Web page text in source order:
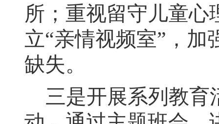
所；重视留守儿童心
立“亲情视频室” ， 加
缺失。
三是开展系列教育